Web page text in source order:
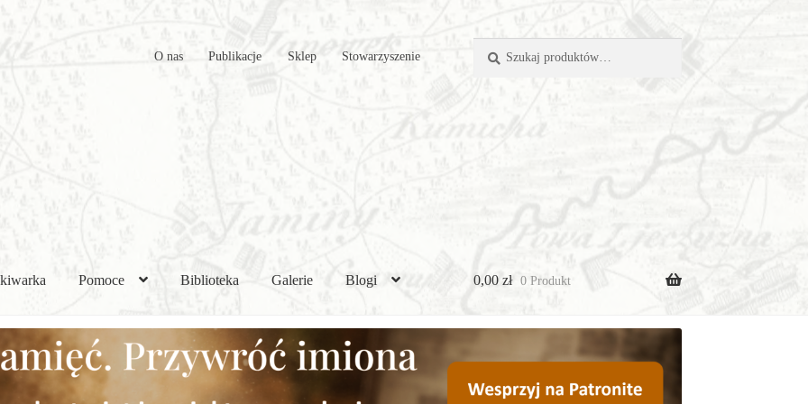
O nas Publikacje Sklep Stowarzyszenie
Pomoce Biblioteka Galerie Blogi 0,00 zł 0 Produkt